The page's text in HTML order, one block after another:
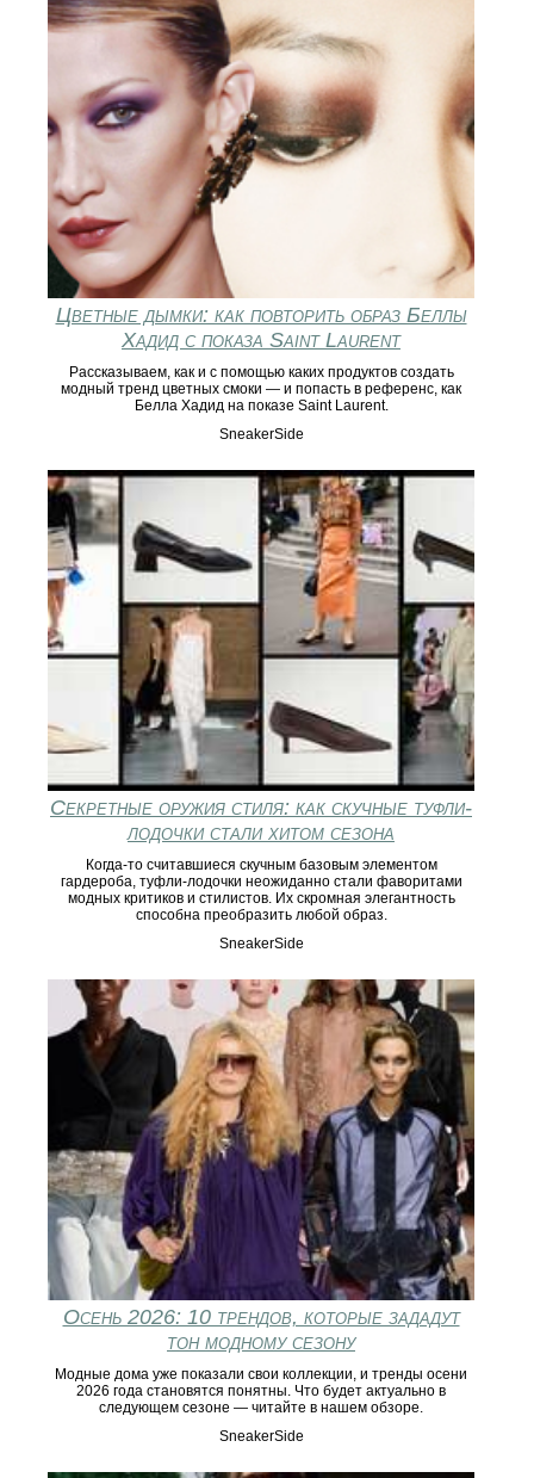
Цветные дымки: как повторить образ Беллы
Хадид с показа Saint Laurent
Рассказываем, как и с помощью каких продуктов создать
модный тренд цветных смоки — и попасть в референс, как
Белла Хадид на показе Saint Laurent.
SneakerSide
Секретные оружия стиля: как скучные туфли-
лодочки стали хитом сезона
Когда-то считавшиеся скучным базовым элементом
гардероба, туфли-лодочки неожиданно стали фаворитами
модных критиков и стилистов. Их скромная элегантность
способна преобразить любой образ.
SneakerSide
Осень 2026: 10 трендов, которые зададут
тон модному сезону
Модные дома уже показали свои коллекции, и тренды осени
2026 года становятся понятны. Что будет актуально в
следующем сезоне — читайте в нашем обзоре.
SneakerSide